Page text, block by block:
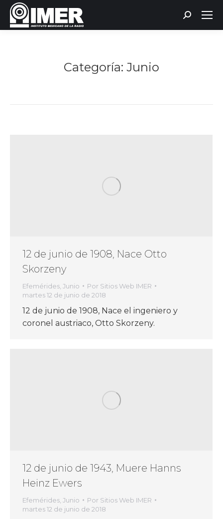
Buscar:
Categoría: Junio
12 de junio de 1908, Nace Otto
Skorzeny
Efemérides Junio Por Sitios Web IMER
martes 12 de junio de 2018
12 de junio de 1908, Nace el ingeniero y
coronel austriaco, Otto Skorzeny.
12 de junio de 1943, Muere Hanns
Heinz Ewers
Efemérides Junio Por Sitios Web IMER
martes 12 de junio de 2018